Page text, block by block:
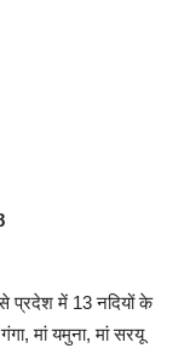
से प्रदेश में 13 नदियों के
मां यमुना, मां सरयू